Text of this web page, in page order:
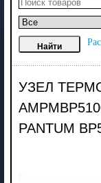
УЗЕЛ
PANTUM